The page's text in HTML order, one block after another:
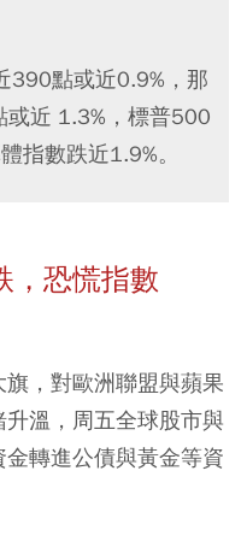
390點或近0.9%，那
近 1.3%，標普500
指數跌近1.9%。
，恐慌指數
，對歐洲聯盟與蘋果
溫，周五全球股市與
轉進公債與黃金等資